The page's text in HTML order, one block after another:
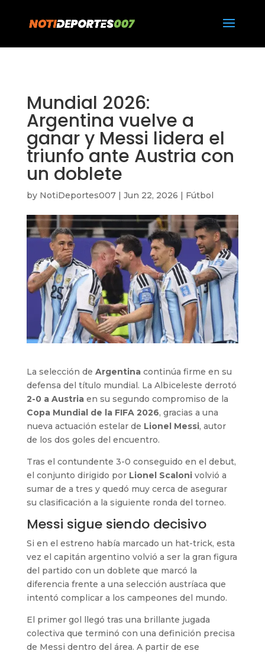
Mundial 2026:
Argentina vuelve a
ganar y Messi lidera el
triunfo ante Austria con
un doblete
by NotiDeportes007| Jun 22, 2026 | Fútbol
La selección de Argentinacontinúa firme en su
defensa del título mundial. La Albiceleste derrotó
2-0 a Austriaen su segundo compromiso de la
Copa Mundial de la FIFA 2026, gracias a una
nueva actuación estelar de Lionel Messi, autor
de los dos goles del encuentro.
Tras el contundente 3-0 conseguido en el debut,
el conjunto dirigido por Lionel Scalonivolvió a
sumar de a tres y quedó muy cerca de asegurar
su clasificación a la siguiente ronda del torneo.
Messi sigue siendo decisivo
Si en el estreno había marcado un hat-trick, esta
vez el capitán argentino volvió a ser la gran figura
del partido con un doblete que marcó la
diferencia frente a una selección austríaca que
intentó complicar a los campeones del mundo.
El primer gol llegó tras una brillante jugada
colectiva que terminó con una definición precisa
de Messi dentro del área. A partir de ese